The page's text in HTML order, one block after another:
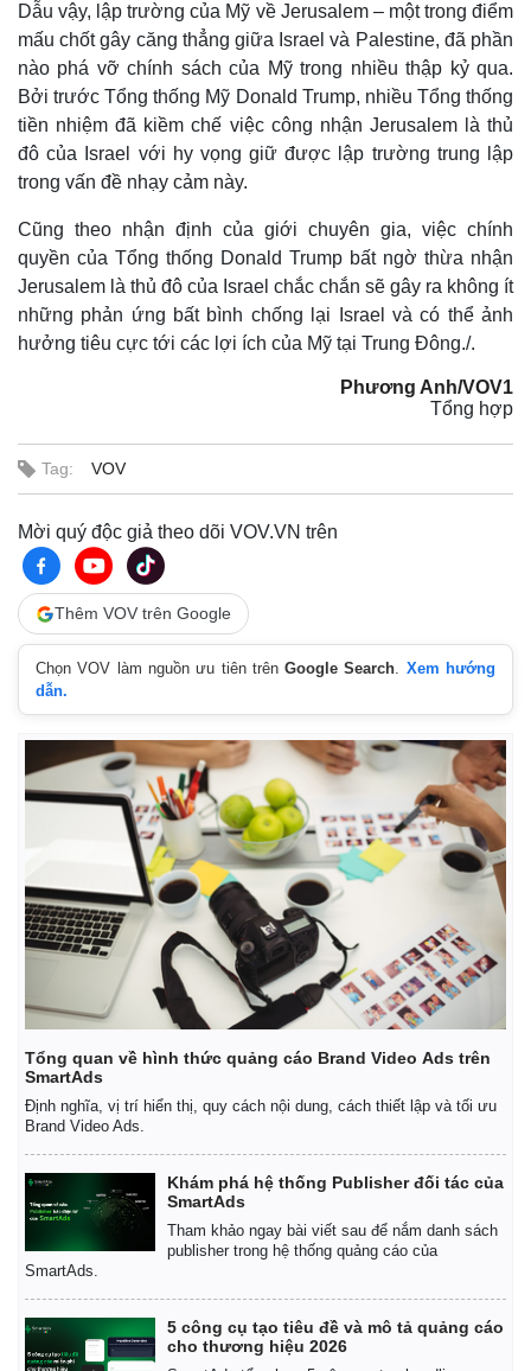
Kinh tế
Bất động sản
Khởi nghiệp
Thị trường
Giá vàng
Tiêu dùng
Tỷ giá
Chứng khoán
Giá cà phê
Dẫu vậy, lập trường của Mỹ về Jerusalem – một trong điểm
mấu chốt gây căng thẳng giữa Israel và Palestine, đã phần
nào phá vỡ chính sách của Mỹ trong nhiều thập kỷ qua.
Bởi trước Tổng thống Mỹ Donald Trump, nhiều Tổng thống
tiền nhiệm đã kiềm chế việc công nhận Jerusalem là thủ
đô của Israel với hy vọng giữ được lập trường trung lập
trong vấn đề nhạy cảm này.
Cũng theo nhận định của giới chuyên gia, việc chính
quyền của Tổng thống Donald Trump bất ngờ thừa nhận
Jerusalem là thủ đô của Israel chắc chắn sẽ gây ra không ít
những phản ứng bất bình chống lại Israel và có thể ảnh
hưởng tiêu cực tới các lợi ích của Mỹ tại Trung Đông./.
Phương Anh/VOV1
Tổng hợp
Tag: VOV
Mời quý độc giả theo dõi VOV.VN trên
Thêm VOV trên Google
Chọn VOV làm nguồn ưu tiên trênGoogle Search. Xem hướng
dẫn.
Tổng quan về hình thức quảng cáo Brand Video Ads trên
SmartAds
Định nghĩa, vị trí hiển thị, quy cách nội dung, cách thiết lập và tối ưu
Brand Video Ads.
Khám phá hệ thống Publisher đối tác của
SmartAds
Tham khảo ngay bài viết sau để nắm danh sách
publisher trong hệ thống quảng cáo của
SmartAds.
5 công cụ tạo tiêu đề và mô tả quảng cáo
cho thương hiệu 2026